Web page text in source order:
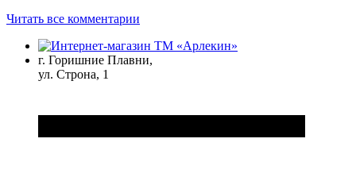
Читать все комментарии
г. Горишние Плавни,
ул. Строна, 1